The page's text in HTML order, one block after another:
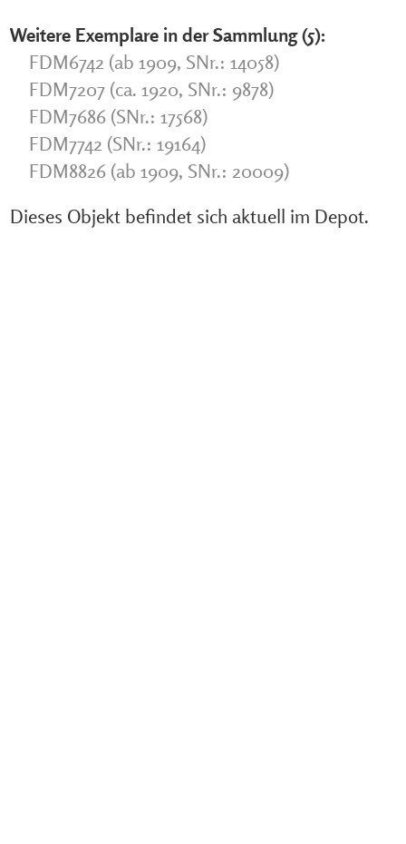
Weitere Exemplare in der Sammlung (5):
FDM6742 (ab 1909, SNr.: 14058)
FDM7207 (ca. 1920, SNr.: 9878)
FDM7686 (SNr.: 17568)
FDM7742 (SNr.: 19164)
FDM8826 (ab 1909, SNr.: 20009)
Dieses Objekt befindet sich aktuell im Depot.